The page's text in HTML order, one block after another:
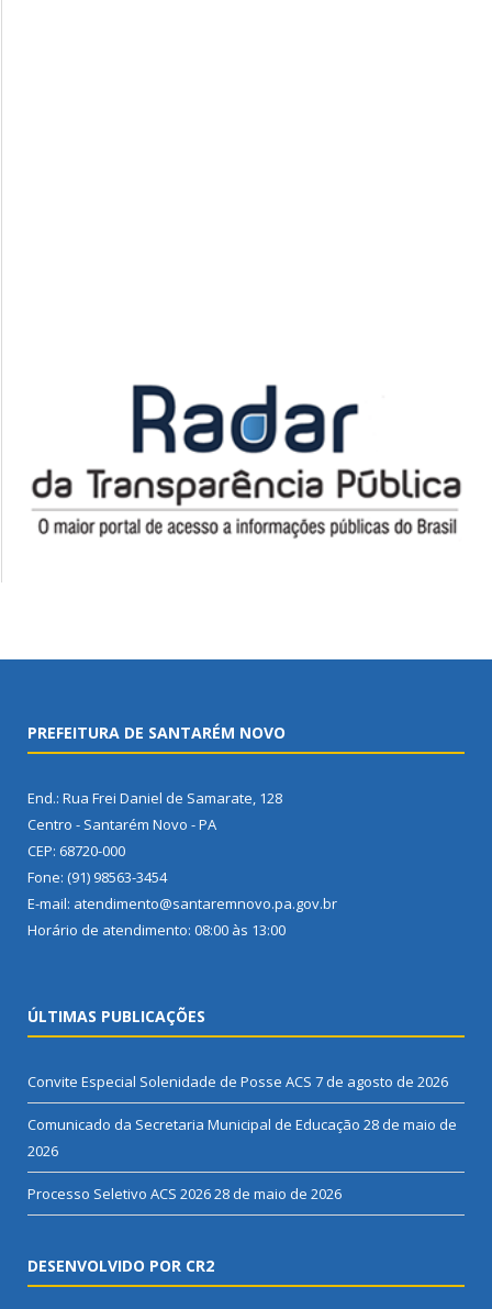
PREFEITURA DE SANTARÉM NOVO
End.: Rua Frei Daniel de Samarate, 128
Centro - Santarém Novo - PA
CEP: 68720-000
Fone: (91) 98563-3454
E-mail: atendimento@santaremnovo.pa.gov.br
Horário de atendimento: 08:00 às 13:00
ÚLTIMAS PUBLICAÇÕES
Convite Especial Solenidade de Posse ACS 7 de agosto de 2026
Comunicado da Secretaria Municipal de Educação 28 de maio de
2026
Processo Seletivo ACS 202628 de maio de 2026
DESENVOLVIDO POR CR2